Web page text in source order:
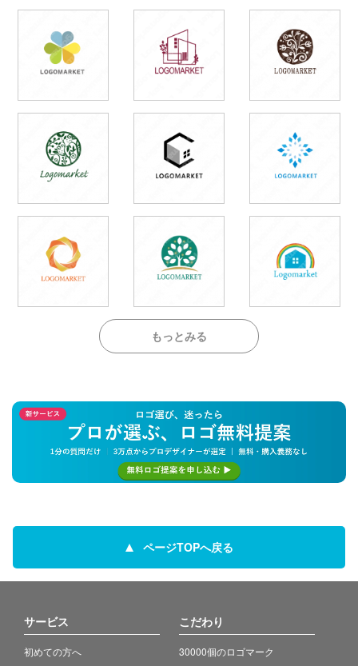
もっとみる
ページTOPへ戻る
サービス
初めての方へ
こだわり
30000個のロゴマーク